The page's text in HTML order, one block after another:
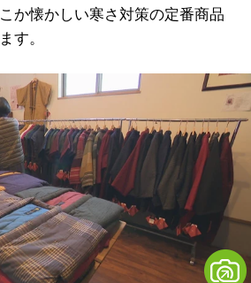
か懐かしい寒さ対策の定番商品
す。